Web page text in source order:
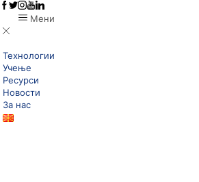
Мени
Технологии
Учење
Ресурси
Новости
За нас